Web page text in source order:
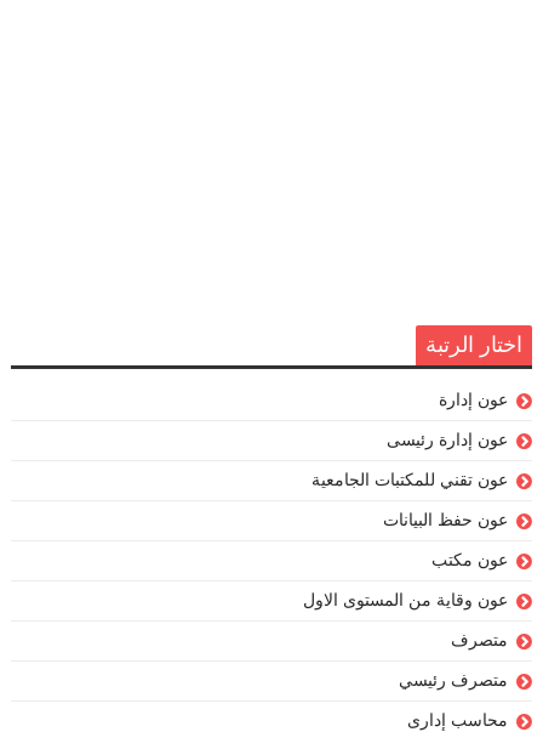
اختار الرتبة
عون إدارة
عون إدارة رئيسى
عون تقني للمكتبات الجامعية
عون حفظ البيانات
عون مكتب
عون وقاية من المستوى الاول
متصرف
متصرف رئيسي
محاسب إدارى